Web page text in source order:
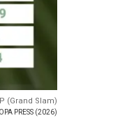
(Grand Slam)
PRESS (2026)